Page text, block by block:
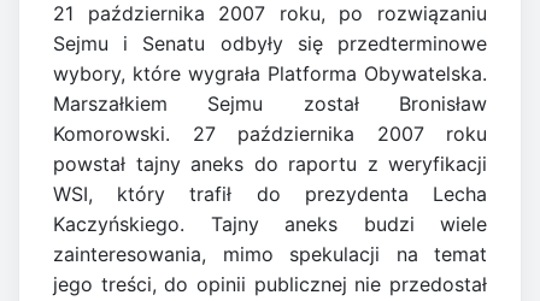
21 października 2007 roku, po rozwiązaniu
Sejmu i Senatu odbyły się przedterminowe
wybory, które wygrała Platforma Obywatelska.
Marszałkiem Sejmu został Bronisław
Komorowski. 27 października 2007 roku
powstał tajny aneks do raportu z weryfikacji
WSI, który trafił do prezydenta Lecha
Kaczyńskiego. Tajny aneks budzi wiele
zainteresowania, mimo spekulacji na temat
jego treści, do opinii publicznej nie przedostał